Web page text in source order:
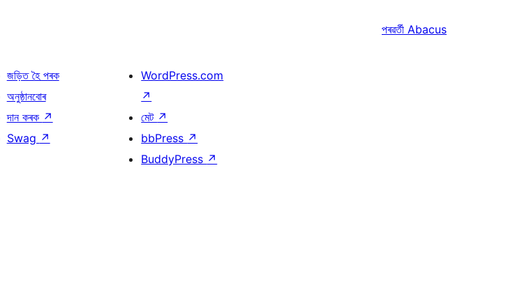
পৰৱৰ্তী Abacus
জড়িত হৈ পৰক
অনুষ্ঠানবোৰ
দান কৰক ↗
Swag ↗
WordPress.com
↗
মেট ↗
bbPress ↗
BuddyPress ↗